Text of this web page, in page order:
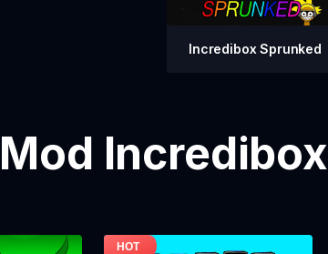
Incredibox Sprunked
Incredibox